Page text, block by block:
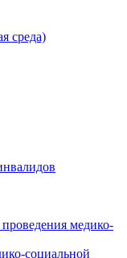
среда)
медико-
социальной